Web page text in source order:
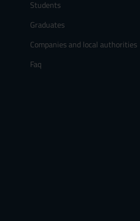
Students
Graduates
Companies and local authorities
Faq